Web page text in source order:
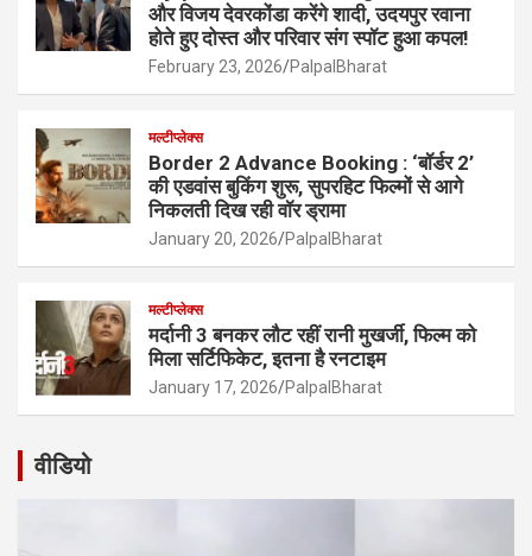
और विजय देवरकोंडा करेंगे शादी, उदयपुर रवाना
होते हुए दोस्त और परिवार संग स्पॉट हुआ कपल!
February 23, 2026 PalpalBharat
मल्टीप्लेक्स
Border 2 Advance Booking : ‘बॉर्डर 2’
की एडवांस बुकिंग शुरू, सुपरहिट फिल्मों से आगे
निकलती दिख रही वॉर ड्रामा
January 20, 2026 PalpalBharat
मल्टीप्लेक्स
मर्दानी 3 बनकर लौट रहीं रानी मुखर्जी, फिल्म को
मिला सर्टिफिकेट, इतना है रनटाइम
January 17, 2026 PalpalBharat
वीडियो